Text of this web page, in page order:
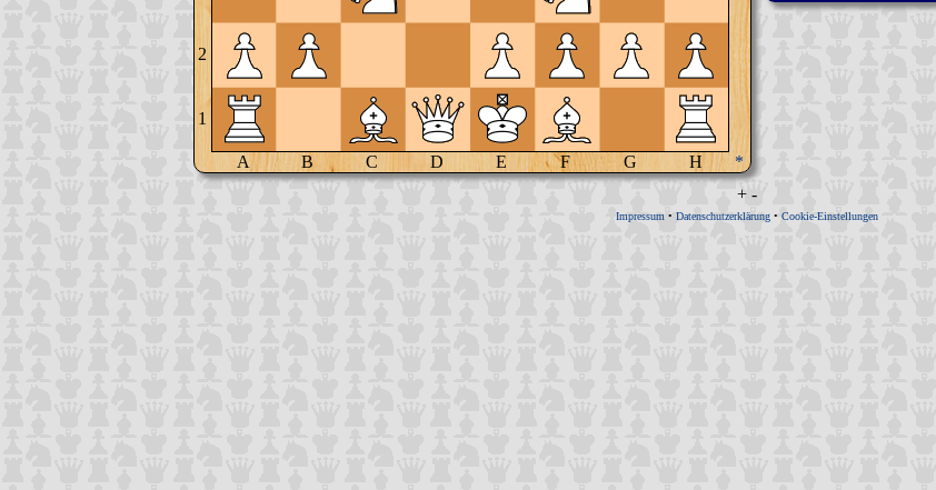
2
1
A B C D E F G H *
+ -
Impressum • Datenschutzerklärung • Cookie-Einstellungen